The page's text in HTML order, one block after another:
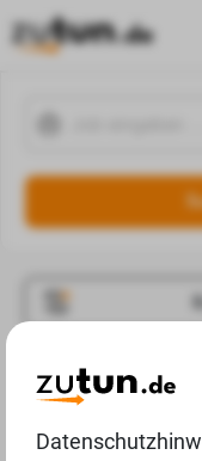
Jobangebote